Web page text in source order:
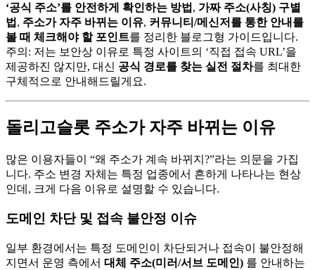
‘공식 주소’를 안전하게 확인하는 방법 , 가짜 주소(사칭) 구별
법 , 주소가 자주 바뀌는 이유, 커뮤니티/메신저를 통한 안내를
볼 때 체크해야 할 포인트를 정리한 블로그형 가이드입니다.
주의: 저는 보안상 이유로 특정 사이트의 ‘직접 접속 URL’을
제공하진 않지만, 대신 공식 경로를 찾는 실전 절차를 최대한
구체적으로 안내해드릴게요.
돌리고슬롯 주소가 자주 바뀌는 이유
많은 이용자들이 “왜 주소가 계속 바뀌지?”라는 의문을 가집
니다. 주소 변경 자체는 특정 업종에서 흔하게 나타나는 현상
인데, 크게 다음 이유로 설명할 수 있습니다.
도메인 차단 및 접속 불안정 이슈
일부 환경에서는 특정 도메인이 차단되거나 접속이 불안정해
지면서 운영 측에서 대체 주소(미러/서브 도메인) 를 안내하는